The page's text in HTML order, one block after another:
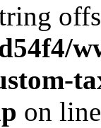
on